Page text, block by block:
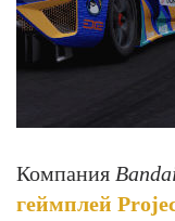
Компания
геймплей